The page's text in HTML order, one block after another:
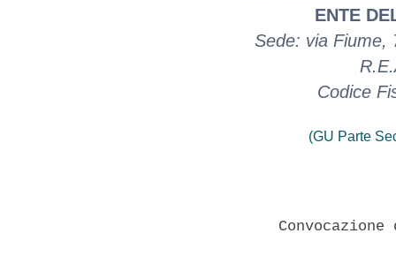
ENTE
Sede: via Fiume,
Codice
(GU Parte